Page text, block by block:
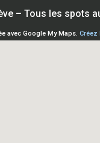
– Tous les spots
avec Google My Maps. Créez